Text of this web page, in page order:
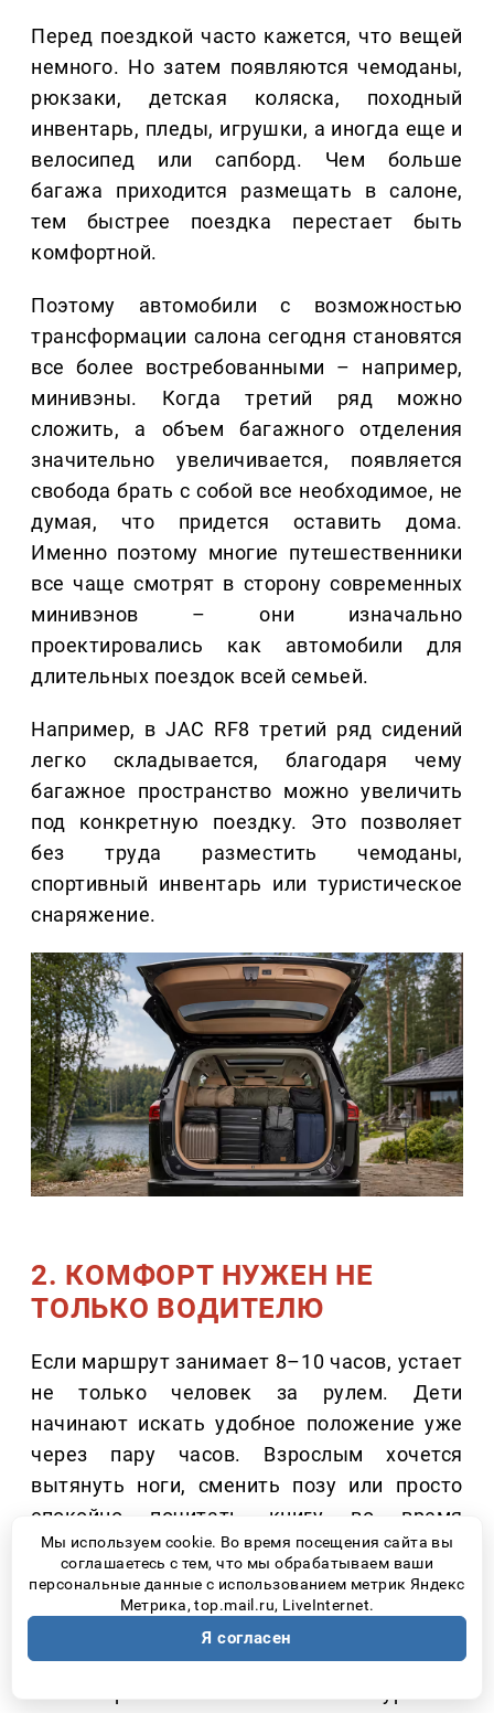
Перед поездкой часто кажется, что вещей
немного. Но затем появляются чемоданы,
рюкзаки, детская коляска, походный
инвентарь, пледы, игрушки, а иногда еще и
велосипед или сапборд. Чем больше
багажа приходится размещать в салоне,
тем быстрее поездка перестает быть
комфортной.
Поэтому автомобили с возможностью
трансформации салона сегодня становятся
все более востребованными – например,
минивэны. Когда третий ряд можно
сложить, а объем багажного отделения
значительно увеличивается, появляется
свобода брать с собой все необходимое, не
думая, что придется оставить дома.
Именно поэтому многие путешественники
все чаще смотрят в сторону современных
минивэнов – они изначально
проектировались как автомобили для
длительных поездок всей семьей.
Например, в JAC RF8 третий ряд сидений
легко складывается, благодаря чему
багажное пространство можно увеличить
под конкретную поездку. Это позволяет
без труда разместить чемоданы,
спортивный инвентарь или туристическое
снаряжение.
2. КОМФОРТ НУЖЕН НЕ
ТОЛЬКО ВОДИТЕЛЮ
Если маршрут занимает 8–10 часов, устает
не только человек за рулем. Дети
начинают искать удобное положение уже
через пару часов. Взрослым хочется
вытянуть ноги, сменить позу или просто
спокойно почитать книгу во время
движения. Поэтому сегодня покупатели
все чаще обращают внимание не только на
водительское кресло, но и на второй ряд.
Современные минивэны предлагают
Мы используем cookie. Во время посещения сайта вы
соглашаетесь с тем, что мы обрабатываем ваши
персональные данные с использованием метрик Яндекс
Метрика, top.mail.ru, LiveInternet.
Я согласен